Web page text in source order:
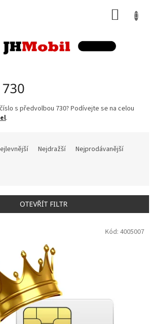
s předvolbou 730? Podívejte se na celou
.
Nejdražší
Nejprodávanější
OTEVŘÍT FILTR
Kód: 4005007